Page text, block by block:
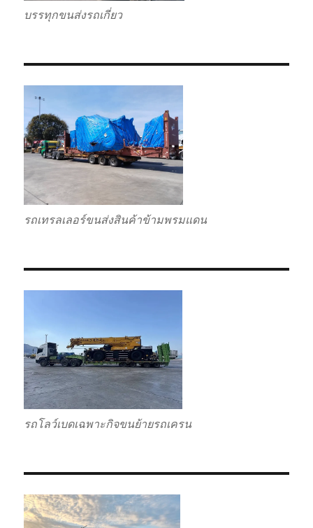
บรรทุกขนส่งรถเกี่ยว
รถเทรลเลอร์ขนส่งสินค้าข้ามพรมแดน
รถโลว์เบดเฉพาะกิจขนย้ายรถเครน